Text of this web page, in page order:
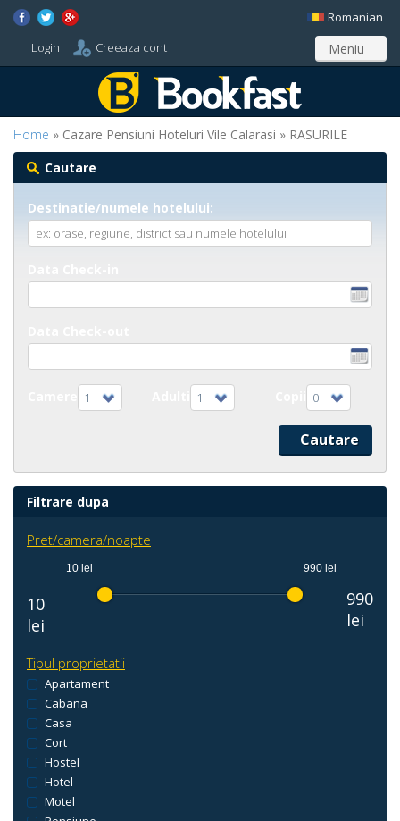
Login Creeaza cont
Romanian
Meniu
Home » Cazare Pensiuni Hoteluri Vile Calarasi » RASURILE
Cautare
Destinatie/numele hotelului:
1 1 0
Filtrare dupa
Pret/camera/noapte
10
lei
10 lei 990 lei
990
lei
Tipul proprietatii
Apartament
Cabana
Casa
Cort
Hostel
Hotel
Motel